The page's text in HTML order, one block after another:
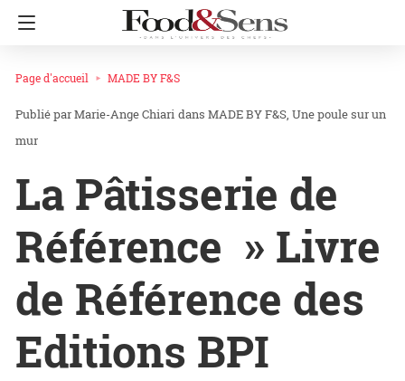
Page d'accueil MADE BY F&S
Marie-Ange Chiari dans MADE BY F&S Une poule sur un
mur
La Pâtisserie de
Référence » Livre
de Référence des
Editions BPI